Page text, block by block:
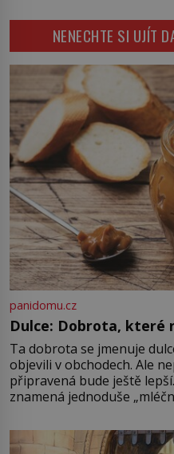
i v
Jsou
plačky
nikoli
při
vás
který si
NENECHTE SI UJÍT
panidomu.cz
Dulce: Dobrota, které
Ta dobrota se jmenuje
objevili v obchodech. Ale
připravená bude ještě
znamená jednoduše
pře hned několik
Francie, kde se traduje,